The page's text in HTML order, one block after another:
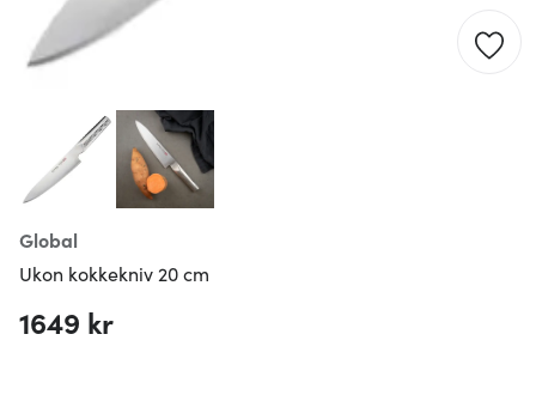
Global
Ukon kokkekniv 20 cm
1649 kr